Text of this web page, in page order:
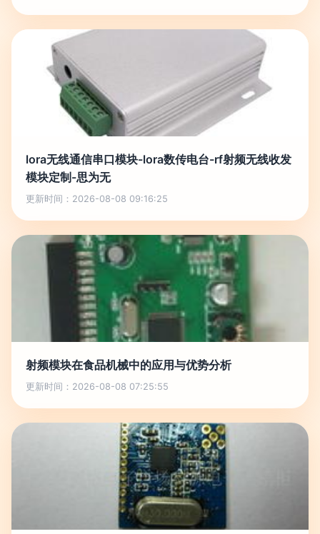
lora无线通信串口模块-lora数传电台-rf射频无线收发
模块定制-思为无
更新时间：2026-08-08 09:16:25
射频模块在食品机械中的应用与优势分析
更新时间：2026-08-08 07:25:55